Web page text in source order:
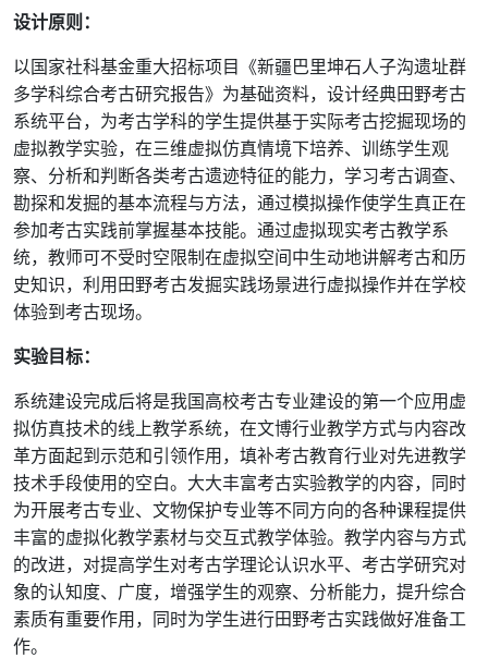
设计原则：
以国家社科基金重大招标项目《新疆巴里坤石人子沟遗址群
多学科综合考古研究报告》为基础资料，设计经典田野考古
系统平台，为考古学科的学生提供基于实际考古挖掘现场的
虚拟教学实验，在三维虚拟仿真情境下培养、训练学生观
察、分析和判断各类考古遗迹特征的能力，学习考古调查、
勘探和发掘的基本流程与方法，通过模拟操作使学生真正在
参加考古实践前掌握基本技能。通过虚拟现实考古教学系
统，教师可不受时空限制在虚拟空间中生动地讲解考古和历
史知识，利用田野考古发掘实践场景进行虚拟操作并在学校
体验到考古现场。
实验目标：
系统建设完成后将是我国高校考古专业建设的第一个应用虚
拟仿真技术的线上教学系统，在文博行业教学方式与内容改
革方面起到示范和引领作用，填补考古教育行业对先进教学
技术手段使用的空白。大大丰富考古实验教学的内容，同时
为开展考古专业、文物保护专业等不同方向的各种课程提供
丰富的虚拟化教学素材与交互式教学体验。教学内容与方式
的改进，对提高学生对考古学理论认识水平、考古学研究对
象的认知度、广度，增强学生的观察、分析能力，提升综合
素质有重要作用，同时为学生进行田野考古实践做好准备工
作。